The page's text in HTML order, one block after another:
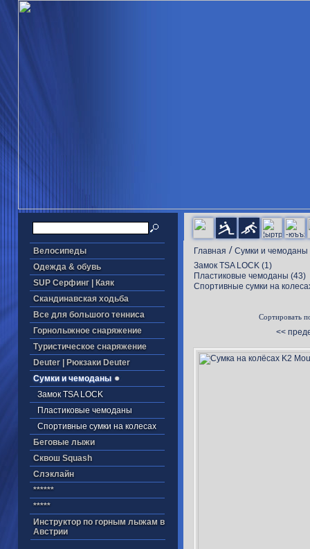
Велосипеды
Одежда & обувь
SUP Серфинг | Каяк
Скандинавская ходьба
Все для большого тенниса
Горнолыжное снаряжение
Туристическое снаряжение
Deuter | Рюкзаки Deuter
Cумки и чемоданы
Замок TSA LOCK
Пластиковые чемоданы
Cпортивные сумки на колесах
Беговые лыжи
Cквош Squash
Cлэклайн
******
*****
Инструктор по горным лыжам в
Австрии
Главная / Cумки и чемоданы
Замок TSA LOCK (1)
Пластиковые чемоданы (43)
Cпортивные сумки на
Сортировать
<<